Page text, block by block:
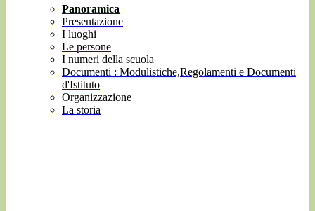
Panoramica
Presentazione
I luoghi
Le persone
I numeri della scuola
Documenti : Modulistiche,Regolamenti e Documenti
d'Istituto
Organizzazione
La storia